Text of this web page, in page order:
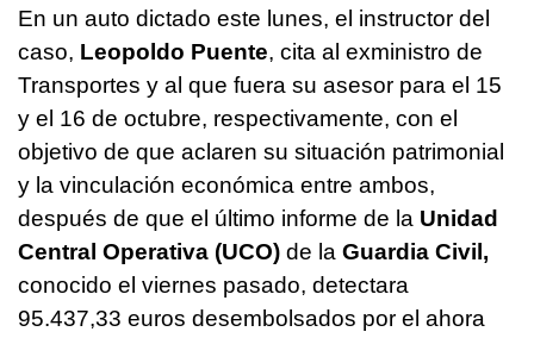
En un auto dictado este lunes, el instructor del
caso, Leopoldo Puente, cita al exministro de
Transportes y al que fuera su asesor para el 15
y el 16 de octubre, respectivamente, con el
objetivo de que aclaren su situación patrimonial
y la vinculación económica entre ambos,
después de que el último informe de la Unidad
Central Operativa (UCO) de la Guardia Civil,
conocido el viernes pasado, detectara
95.437,33 euros desembolsados por el ahora